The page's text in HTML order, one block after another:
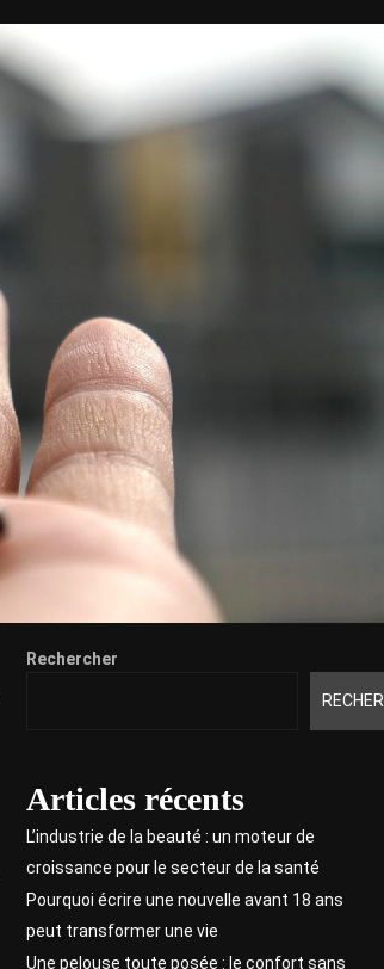
Rechercher
Articles récents
L’industrie de la beauté : un moteur de
croissance pour le secteur de la santé
Pourquoi écrire une nouvelle avant 18 ans
peut transformer une vie
Une pelouse toute posée : le confort sans